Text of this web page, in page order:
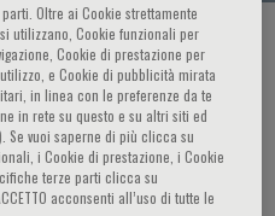
/ RELATORE
Oltre ai Cookie strettamente
utilizzano, Cookie funzionali per
Cookie di prestazione per
e Cookie di pubblicità mirata
in linea con le preferenze da te
in rete su questo e su altri siti ed
Se vuoi saperne di più clicca su
i Cookie di prestazione, i Cookie
terze parti clicca su
acconsenti all’uso di tutte le